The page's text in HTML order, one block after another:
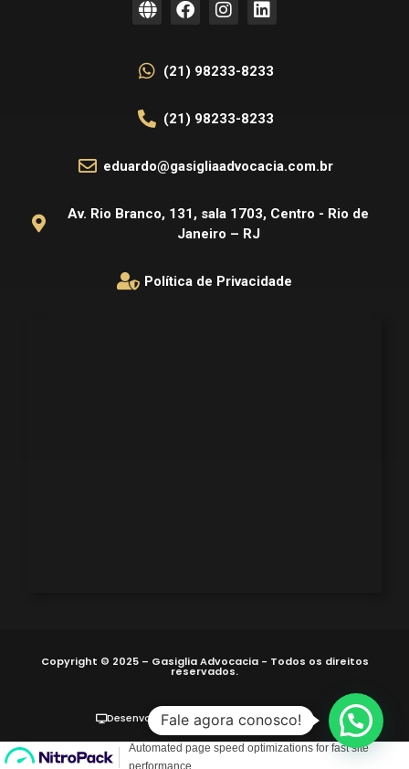
(21) 98233-8233
(21) 98233-8233
eduardo@gasigliaadvocacia.com.br
Av. Rio Branco, 131, sala 1703, Centro - Rio de
Janeiro – RJ
Política de Privacidade
Copyright © 2025 – Gasiglia Advocacia - Todos os direitos
reservados.
Desenvolvido por Site Fácil Advogados
Fale agora conosco!